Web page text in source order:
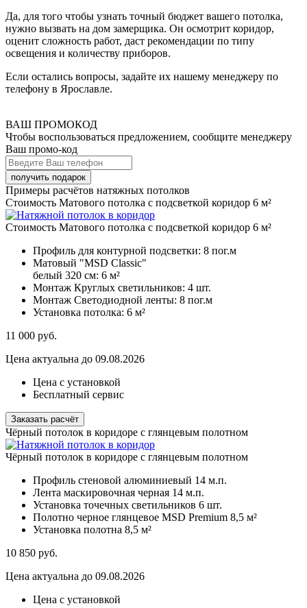
Да, для того чтобы узнать точный бюджет вашего потолка,
нужно вызвать на дом замерщика. Он осмотрит коридор,
оценит сложность работ, даст рекомендации по типу
освещения и количеству приборов.
Если остались вопросы, задайте их нашему менеджеру по
телефону в Ярославле.
ВАШ ПРОМОКОД
Чтобы воспользоваться предложением, сообщите менеджеру
Ваш промо-код
Примеры расчётов натяжных потолков
Стоимость Матового потолка с подсветкой коридор 6 м²
Стоимость Матового потолка с подсветкой коридор 6 м²
Профиль для контурной подсветки: 8 пог.м
Матовый "MSD Classic"
белый 320 см: 6 м²
Монтаж Круглых светильников: 4 шт.
Монтаж Светодиодной ленты: 8 пог.м
Установка потолка: 6 м²
11 000 руб.
Цена актуальна до 09.08.2026
Цена с установкой
Бесплатный сервис
Заказать расчёт
Чёрный потолок в коридоре с глянцевым полотном
Чёрный потолок в коридоре с глянцевым полотном
Профиль стеновой алюминиевый 14 м.п.
Лента маскировочная черная 14 м.п.
Установка точечных светильников 6 шт.
Полотно черное глянцевое MSD Premium 8,5 м²
Установка полотна 8,5 м²
10 850 руб.
Цена актуальна до 09.08.2026
Цена с установкой